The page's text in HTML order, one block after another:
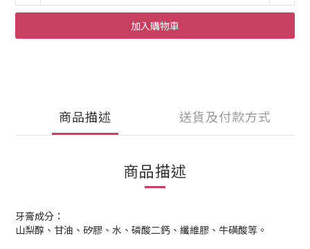
加入購物車
商品描述 送貨及付款方式
商品描述
牙膏成分：
山梨醇、甘油、矽膠、水、磷酸二鈣、纖維膠、牛磺酸等。